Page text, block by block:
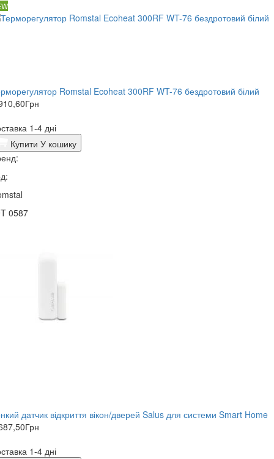
Romstal Ecoheat 300RF WT-76 бездротовий білий
Грн
1-4 дні
Купити У кошику
0587
датчик відкриття вікон/дверей Salus для системи Smart Home
Грн
1-4 дні